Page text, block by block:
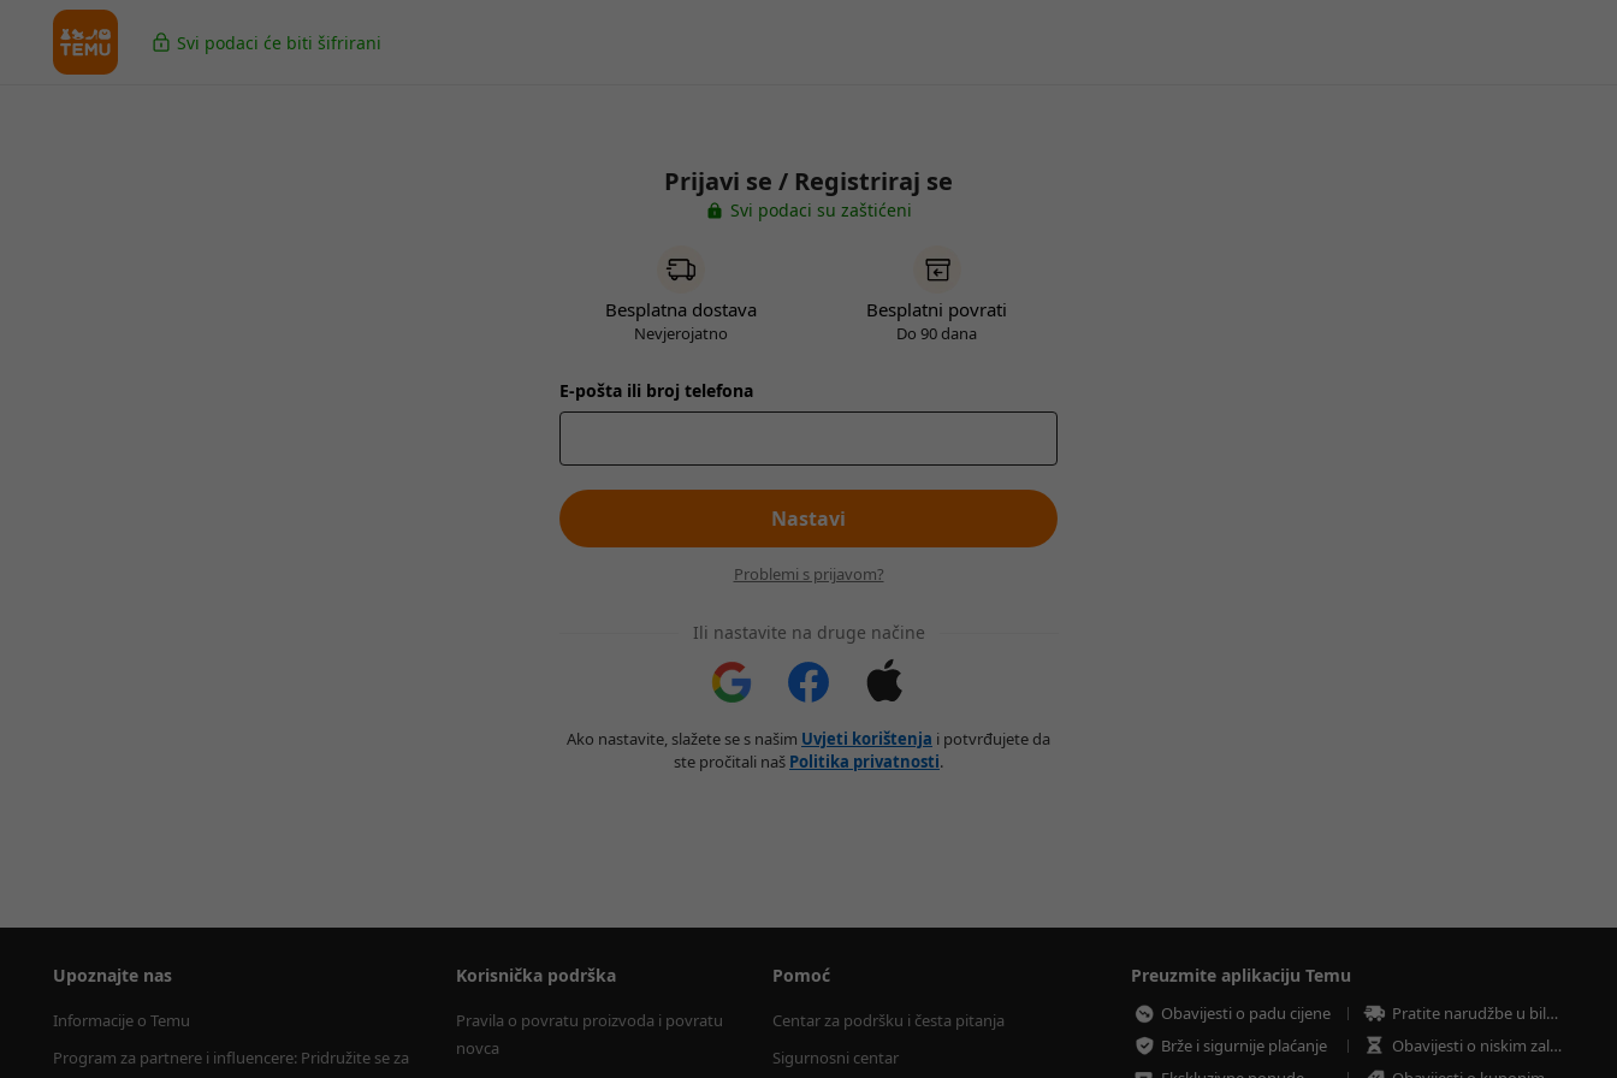
Svi podaci će biti šifrirani
Prijavi se / Registriraj se
Svi podaci su zaštićeni
Besplatna dostava
Nevjerojatno
Besplatni povrati
Do 90 dana
E-pošta ili broj telefona
Nastavi
Problemi s prijavom?
Ili nastavite na druge načine
Ako nastavite, slažete se s našim Uvjeti korištenja i potvrđujete da
ste pročitali naš Politika privatnosti.
Upoznajte nas
Informacije o Temu
Program za partnere i influencere: Pridružite se za
Korisnička podrška
Pravila o povratu proizvoda i povratu
novca
Pomoć
Centar za podršku i česta pitanja
Sigurnosni centar
Preuzmite aplikaciju Temu
Obavijesti o padu cijene
Pratite narudžbe u bilo koje vrijeme
Brže i sigurnije plaćanje
Obavijesti o niskim zalihama